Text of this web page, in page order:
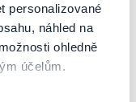
personalizované
náhled na
ohledně
účelům.